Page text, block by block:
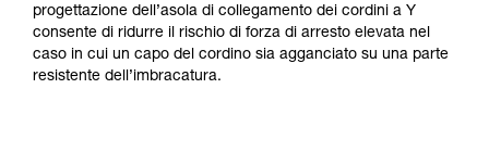
progettazione dell’asola di collegamento dei cordini a Y
consente di ridurre il rischio di forza di arresto elevata nel
caso in cui un capo del cordino sia agganciato su una parte
resistente dell’imbracatura.